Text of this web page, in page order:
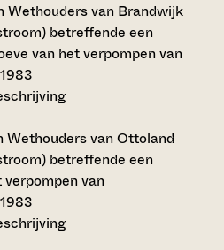
Wethouders van Brandwijk
betreffende een
van het verpompen van
Wethouders van Ottoland
betreffende een
van